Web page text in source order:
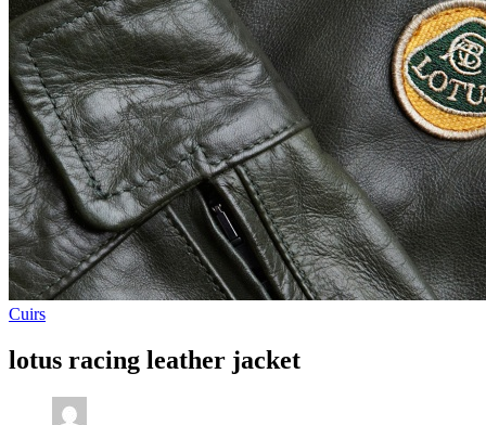
Cuirs
lotus racing leather jacket